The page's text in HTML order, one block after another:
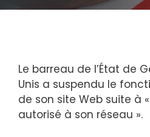
Le barreau de l’État de
Unis a suspendu le
de son site Web suite à
autorisé à son réseau ».